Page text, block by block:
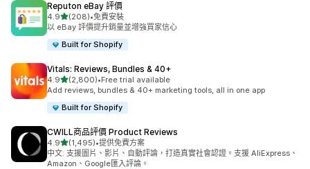
Reputon eBay 評價
4.9滿分 5 顆星
(208)
共有 208 則評價
•免費安裝
以 eBay 評價提升銷量並增強買家信心
Built for Shopify
Vitals: Reviews, Bundles & 40+
4.9滿分 5 顆星
(2,800)
共有 2800 則評價
•Free trial available
Add reviews, bundles & 40+ marketing tools, all in one app
Built for Shopify
CWILL商品評價 Product Reviews
4.9滿分 5 顆星
(1,495)
共有 1495 則評價
•提供免費方案
中文: 支援圖片、影片、自動評論，打造真實社會認證。支援 AliExpress、
Amazon、Google匯入評論。